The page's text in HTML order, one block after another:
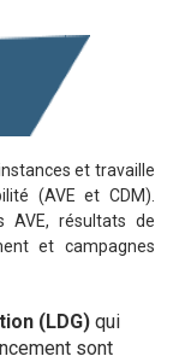
et travaille
(AVE et CDM).
AVE, résultats de
et campagnes
(LDG) qui
sont